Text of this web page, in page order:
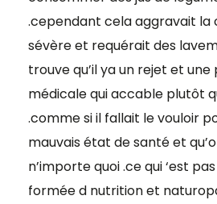
.cependant cela aggravait la
sévère et requérait des
trouve qu’il ya un rejet et
médicale qui accable plutôt
.comme si il fallait le vouloir
mauvais état de santé et
n’importe quoi .ce qui ‘est
formée d nutrition et